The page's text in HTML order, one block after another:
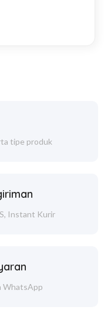
tipe produk
Instant Kurir
WhatsApp